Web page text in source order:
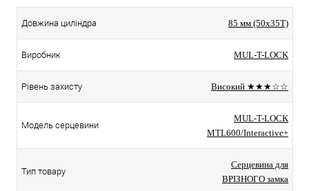
Довжина циліндра 85 мм (50x35T)
Виробник MUL-T-LOCK
Рівень захисту Високий ★★★☆☆
Модель серцевини
MUL-T-LOCK
MTL600/Interactive+
Тип товару
Серцевина для
ВРІЗНОГО замка